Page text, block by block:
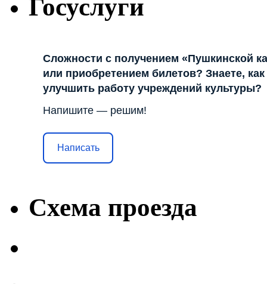
Госуслуги
Сложности с получением «Пушкинской
или приобретением билетов? Знаете, как
улучшить работу учреждений культуры?
Напишите — решим!
Написать
Схема проезда